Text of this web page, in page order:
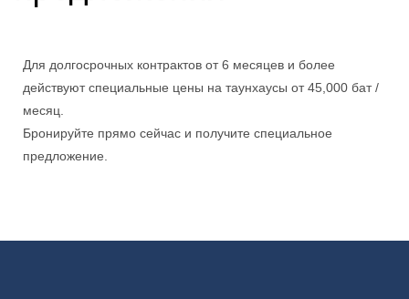
Для долгосрочных контрактов от 6 месяцев и более
действуют специальные цены на таунхаусы от 45,000 бат /
месяц.
Бронируйте прямо сейчас и получите специальное
предложение.